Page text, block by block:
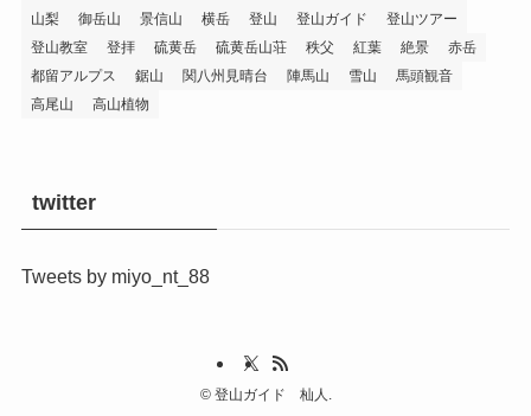
山梨
御岳山 景信山 横岳 登山 登山ガイド
登山ツアー
登山教室
登拝 硫黄岳 硫黄岳山荘 秩父 紅葉 絶景
赤岳
都留アルプス
鋸山 関八州見晴台 陣馬山 雪山
馬頭観音
高尾山
高山植物
twitter
Tweets by miyo_nt_88
©登山ガイド 杣人.